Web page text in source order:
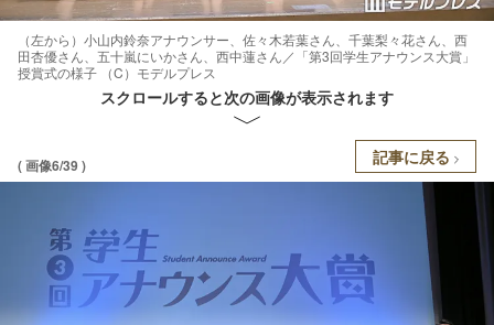
（左から）⼩⼭内鈴奈アナウンサー、佐々木若葉さん、千葉梨々花さん、西
田杏優さん、五十嵐にいかさん、西中蓮さん／「第3回学生アナウンス大賞」
授賞式の様子 （C）モデルプレス
スクロールすると次の画像が表示されます
( 画像6/39 ) 記事に戻る